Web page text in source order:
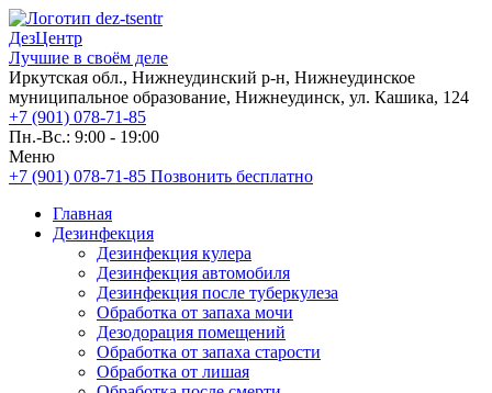
ДезЦентр
Лучшие в своём деле
Иркутская обл., Нижнеудинский р-н, Нижнеудинское
муниципальное образование, Нижнеудинск, ул. Кашика, 124
+7 (901) 078-71-85
Пн.-Вс.: 9:00 - 19:00
Меню
+7 (901) 078-71-85 Позвонить бесплатно
Главная
Дезинфекция
Дезинфекция кулера
Дезинфекция автомобиля
Дезинфекция после туберкулеза
Обработка от запаха мочи
Дезодорация помещений
Обработка от запаха старости
Обработка от лишая